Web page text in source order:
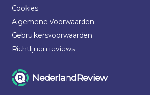
Cookies
Algemene Voorwaarden
Gebruikersvoorwaarden
Richtlijnen reviews
NederlandReview